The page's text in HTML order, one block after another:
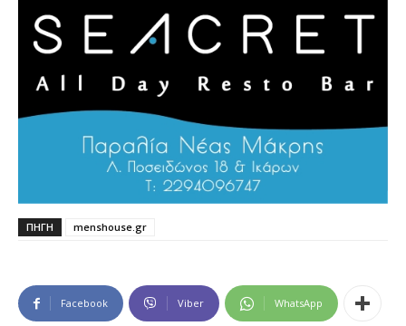
ΠΗΓΗ menshouse.gr
Facebook Viber WhatsApp